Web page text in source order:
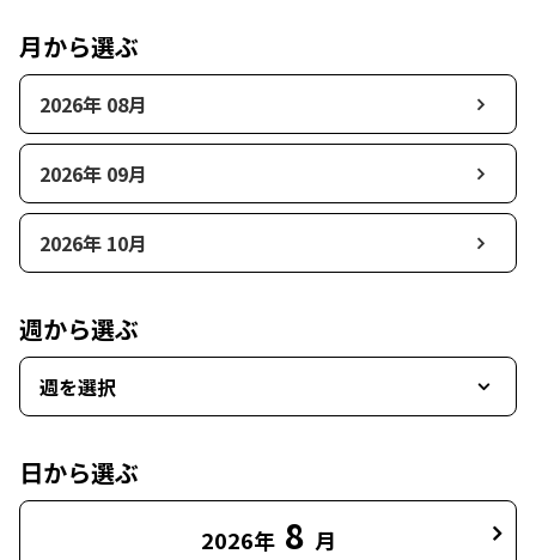
月から選ぶ
2026年 08月
2026年 09月
2026年 10月
週から選ぶ
週を選択
日から選ぶ
2026年 8 月